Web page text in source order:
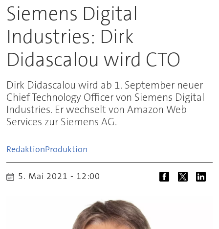
Siemens Digital
Industries: Dirk
Didascalou wird CTO
Dirk Didascalou wird ab 1. September neuer
Chief Technology Officer von Siemens Digital
Industries. Er wechselt von Amazon Web
Services zur Siemens AG.
RedaktionProduktion
5. Mai 2021 - 12:00